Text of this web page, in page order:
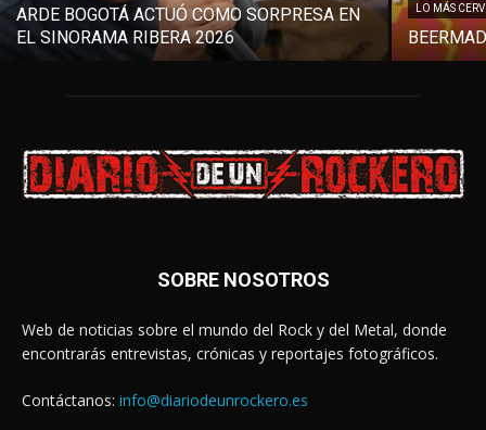
ARDE BOGOTÁ ACTUÓ COMO SORPRESA EN
EL SINORAMA RIBERA 2026
LO MÁS
SOBRE NOSOTROS
Web de noticias sobre el mundo del Rock y del Metal, donde
encontrarás entrevistas, crónicas y reportajes fotográficos.
Contáctanos: info@diariodeunrockero.es